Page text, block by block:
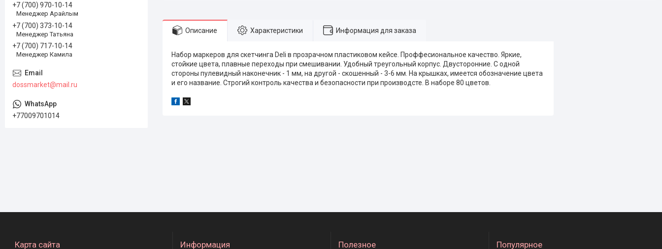
Описание Характеристики Информация для заказа
Набор маркеров для скетчинга Deli в прозрачном пластиковом кейсе. Проффесиональное качество. Яркие,
стойкие цвета, плавные переходы при смешивании. Удобный треугольный корпус. Двусторонние. С одной
стороны пулевидный наконечник - 1 мм, на другой - скошенный - 3-6 мм. На крышках, имеется обозначение цвета
и его название. Строгий контроль качества и безопасности при производсте. В наборе 80 цветов.
+7 (700) 970-10-14
Менеджер Арайлым
+7 (700) 373-10-14
Менеджер Татьяна
+7 (700) 717-10-14
Менеджер Камила
dossmarket@mail.ru
+77009701014
Карта сайта Информация Полезное Популярное